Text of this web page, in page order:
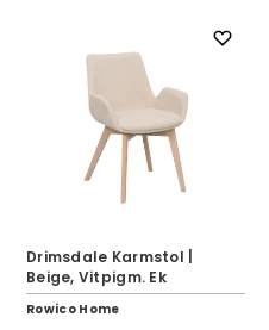
Drimsdale Karmstol |
Beige, Vitpigm. Ek
Rowico Home